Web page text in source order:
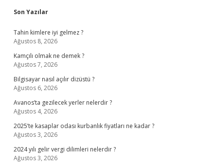
Sidebar
Son Yazılar
Tahin kimlere iyi gelmez ?
Ağustos 8, 2026
Kamçılı olmak ne demek ?
Ağustos 7, 2026
Bilgisayar nasıl açılır dizüstü ?
Ağustos 6, 2026
Avanos’ta gezilecek yerler nelerdir ?
Ağustos 4, 2026
2025’te kasaplar odası kurbanlık fiyatları ne kadar ?
Ağustos 3, 2026
2024 yılı gelir vergi dilimleri nelerdir ?
Ağustos 3, 2026